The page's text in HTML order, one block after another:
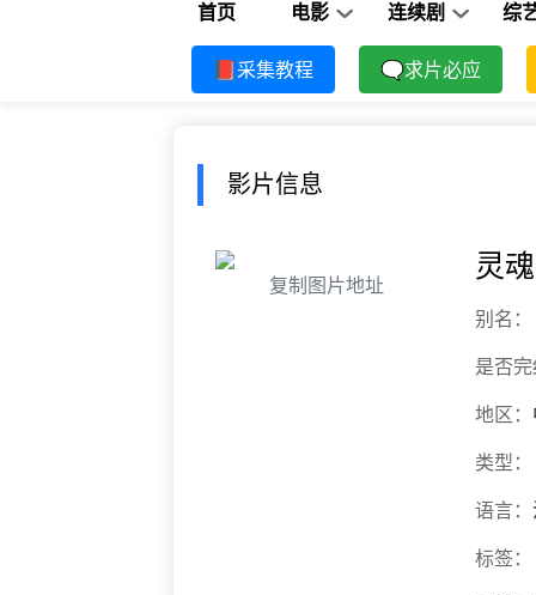
首页 电影 连续剧 综
📕采集教程 🗨求片必应
影片信息
复制图片地址
灵
别名：
是否
地区：
类型：
语言：
标签：